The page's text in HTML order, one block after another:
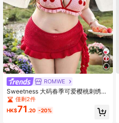
ROMWE
Sweetness 大码春季可爱樱桃刺绣柔
软三角比基尼上衣，沙滩度假针织衫
僅剩2件
HK$71 .20 -20%